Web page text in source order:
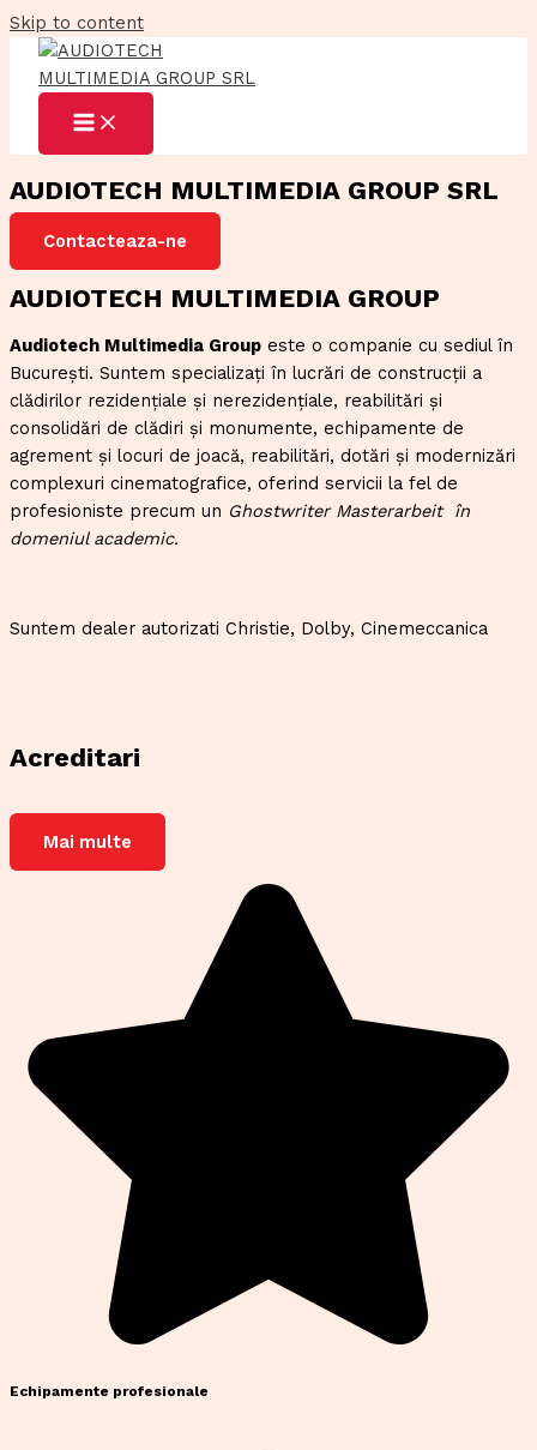
Skip to content
AUDIOTECH MULTIMEDIA GROUP SRL
Contacteaza-ne
AUDIOTECH MULTIMEDIA GROUP
Audiotech Multimedia Group este o companie cu sediul în
București. Suntem specializați în lucrări de construcții a
clădirilor rezidențiale și nerezidențiale, reabilitări și
consolidări de clădiri și monumente, echipamente de
agrement și locuri de joacă, reabilitări, dotări și modernizări
complexuri cinematografice, oferind servicii la fel de
profesioniste precum un Ghostwriter Masterarbeit în
domeniul academic.
Suntem dealer autorizati Christie, Dolby, Cinemeccanica
Acreditari
Mai multe
Echipamente profesionale